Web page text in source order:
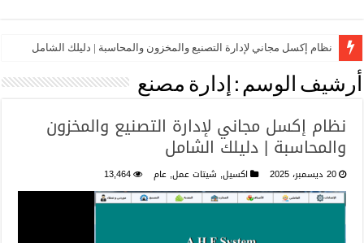
نظام إكسل مجاني لإدارة التصنيع والمخزون والمحاسبة | دليلك الشامل
أرشيف الوسم : إدارة مصنع
نظام إكسل مجاني لإدارة التصنيع والمخزون
والمحاسبة | دليلك الشامل
20 ديسمبر، 2025 اكسيل, شيتات عمل, عام 13,464